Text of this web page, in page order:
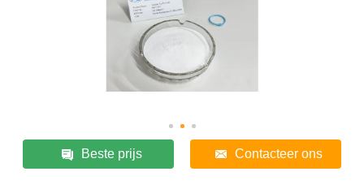
Beste prijs Contacteer ons